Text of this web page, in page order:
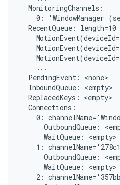
  MonitoringChannels:
0: 'WindowManager
  RecentQueue: length=10
    ...
  PendingEvent: <none>
  InboundQueue: <empty>
  ReplacedKeys: <empty>
  Connections:
0:
OutboundQueue:
      WaitQueue: <empty>
1:
OutboundQueue:
      WaitQueue: <empty>
2: